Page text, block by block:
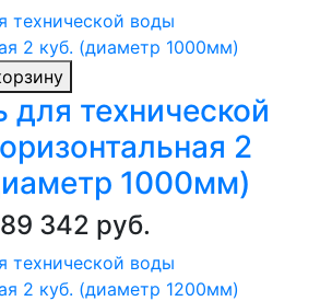
для технической
2
1000мм)
89 342 руб.